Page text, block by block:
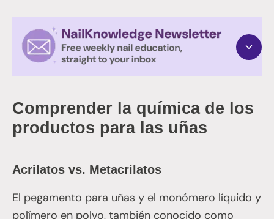
Comprender la química de los
productos para las uñas
Acrilatos vs. Metacrilatos
El pegamento para uñas y el monómero líquido y
polímero en polvo, también conocido como